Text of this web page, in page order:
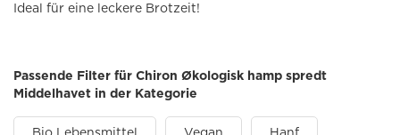
Ideal für eine leckere Brotzeit!
Passende Filter für Chiron Økologisk hamp spredt
Middelhavet in der Kategorie